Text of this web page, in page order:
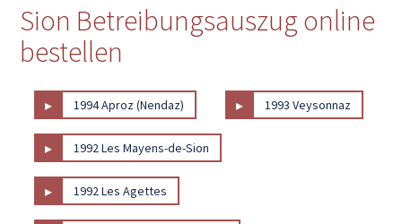
Sion Betreibungsauszug online
bestellen
▸ 1994 Aproz (Nendaz) ▸ 1993 Veysonnaz
▸ 1992 Les Mayens-de-Sion
▸ 1992 Les Agettes